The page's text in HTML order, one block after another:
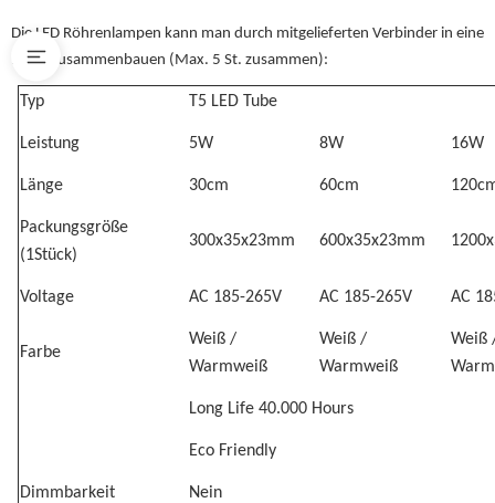
Die LED Röhrenlampen kann man durch mitgelieferten Verbinder in eine
Reihe zusammenbauen (Max. 5 St. zusammen):
Typ T5 LED Tube
Leistung 5W 8W 16W
Länge 30cm 60cm
Packungsgröße
(1Stück)
300x35x23mm 600x35x23mm
Voltage AC 185-265V AC 185-265V AC
Farbe
Weiß /
Warmweiß
Weiß /
Warmweiß
Weiß
Long Life 40.000 Hours
Eco Friendly
Dimmbarkeit Nein